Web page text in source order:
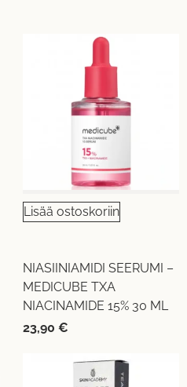
Lisää ostoskoriin
NIASIINIAMIDI SEERUMI –
MEDICUBE TXA
NIACINAMIDE 15% 30 ML
23,90 €